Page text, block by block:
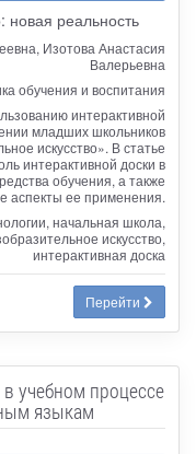
новая реальность
Изотова Анастасия
Валерьевна
обучения и воспитания
интерактивной
младших школьников
искусство». В статье
интерактивной доски в
обучения, а также
аспекты ее применения.
начальная школа,
искусство,
интерактивная доска
Перейти
учебном процессе
языкам